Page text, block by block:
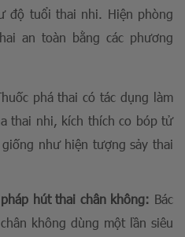
độ tuổi thai nhi. Hiện phòng
an toàn bằng các phương
phá thai có tác dụng làm
thai nhi, kích thích co bóp tử
như hiện tượng sảy thai
hút thai chân không: Bác
không dùng một lần siêu